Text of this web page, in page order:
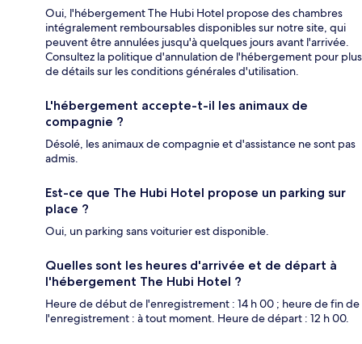
Oui, l'hébergement The Hubi Hotel propose des chambres
intégralement remboursables disponibles sur notre site, qui
peuvent être annulées jusqu'à quelques jours avant l'arrivée.
Consultez la politique d'annulation de l'hébergement pour plus
de détails sur les conditions générales d'utilisation.
L'hébergement accepte-t-il les animaux de
compagnie ?
Désolé, les animaux de compagnie et d'assistance ne sont pas
admis.
Est-ce que The Hubi Hotel propose un parking sur
place ?
Oui, un parking sans voiturier est disponible.
Quelles sont les heures d'arrivée et de départ à
l'hébergement The Hubi Hotel ?
Heure de début de l'enregistrement : 14 h 00 ; heure de fin de
l'enregistrement : à tout moment. Heure de départ : 12 h 00.